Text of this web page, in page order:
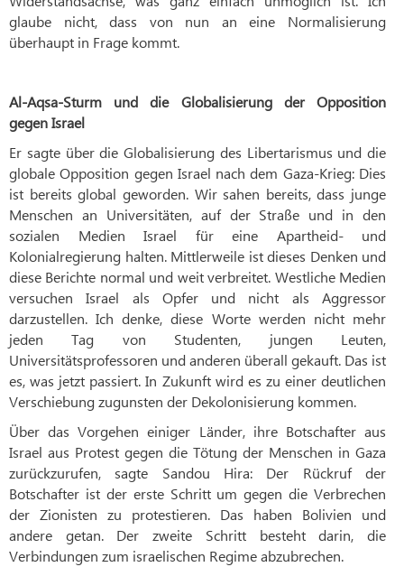
glaube nicht, dass von nun an eine Normalisierung
überhaupt in Frage kommt.
Al-Aqsa-Sturm und die Globalisierung der Opposition
gegen Israel
Er sagte über die Globalisierung des Libertarismus und die
globale Opposition gegen Israel nach dem Gaza-Krieg: Dies
ist bereits global geworden. Wir sahen bereits, dass junge
Menschen an Universitäten, auf der Straße und in den
sozialen Medien Israel für eine Apartheid- und
Kolonialregierung halten. Mittlerweile ist dieses Denken und
diese Berichte normal und weit verbreitet. Westliche Medien
versuchen Israel als Opfer und nicht als Aggressor
darzustellen. Ich denke, diese Worte werden nicht mehr
jeden Tag von Studenten, jungen Leuten,
Universitätsprofessoren und anderen überall gekauft. Das ist
es, was jetzt passiert. In Zukunft wird es zu einer deutlichen
Verschiebung zugunsten der Dekolonisierung kommen.
Über das Vorgehen einiger Länder, ihre Botschafter aus
Israel aus Protest gegen die Tötung der Menschen in Gaza
zurückzurufen, sagte Sandou Hira: Der Rückruf der
Botschafter ist der erste Schritt um gegen die Verbrechen
der Zionisten zu protestieren. Das haben Bolivien und
andere getan. Der zweite Schritt besteht darin, die
Verbindungen zum israelischen Regime abzubrechen.